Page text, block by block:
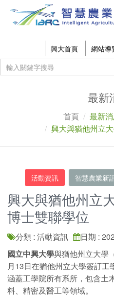
興大首頁 網站導
最新
首頁 最新
興大與猶他州立
活動資訊 智慧農業新
興大與猶他州立
博士雙聯學位
分類 : 活動資訊
日期 :
國立中興大學與猶他州立大學
月13日在猶他州立大學簽訂
涵蓋工學院所有系所，包含土
料、精密及醫工等領域。